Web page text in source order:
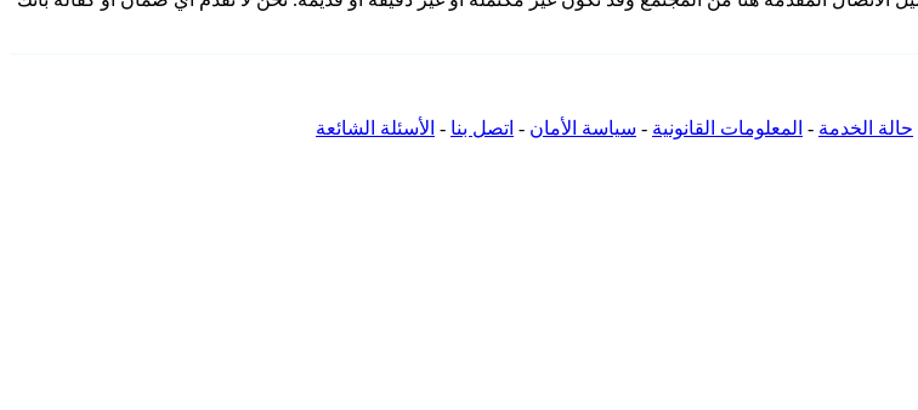
حالة الخدمة - المعلومات القانونية - سياسة الأمان - اتصل بنا - الأسئلة الشائعة